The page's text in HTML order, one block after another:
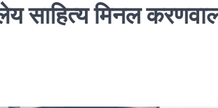
साहित्य मिनल